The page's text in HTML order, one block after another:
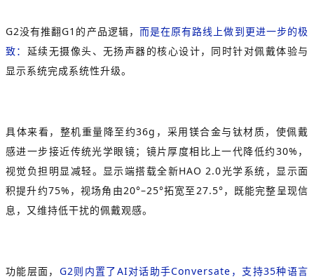
G2没有推翻G1的产品逻辑， 而是在原有路线上做到更进一步的极
致： 延续无摄像头、无扬声器的核心设计，同时针对佩戴体验与
显示系统完成系统性升级。
具体来看，整机重量降至约36g，采用镁合金与钛材质，使佩戴
感进一步接近传统光学眼镜；镜片厚度相比上一代降低约30%，
视觉负担明显减轻。显示端搭载全新HAO 2.0光学系统，显示面
积提升约75%，视场角由20°–25°拓宽至27.5°，既能完整呈现信
息，又维持低干扰的佩戴观感。
功能层面， G2则内置了AI对话助手Conversate，支持35种语言